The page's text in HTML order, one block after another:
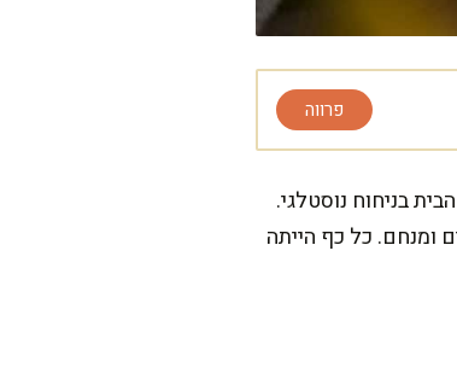
פרווה
בניחוח נוסטלגי.
ומנחם. כל כף הייתה